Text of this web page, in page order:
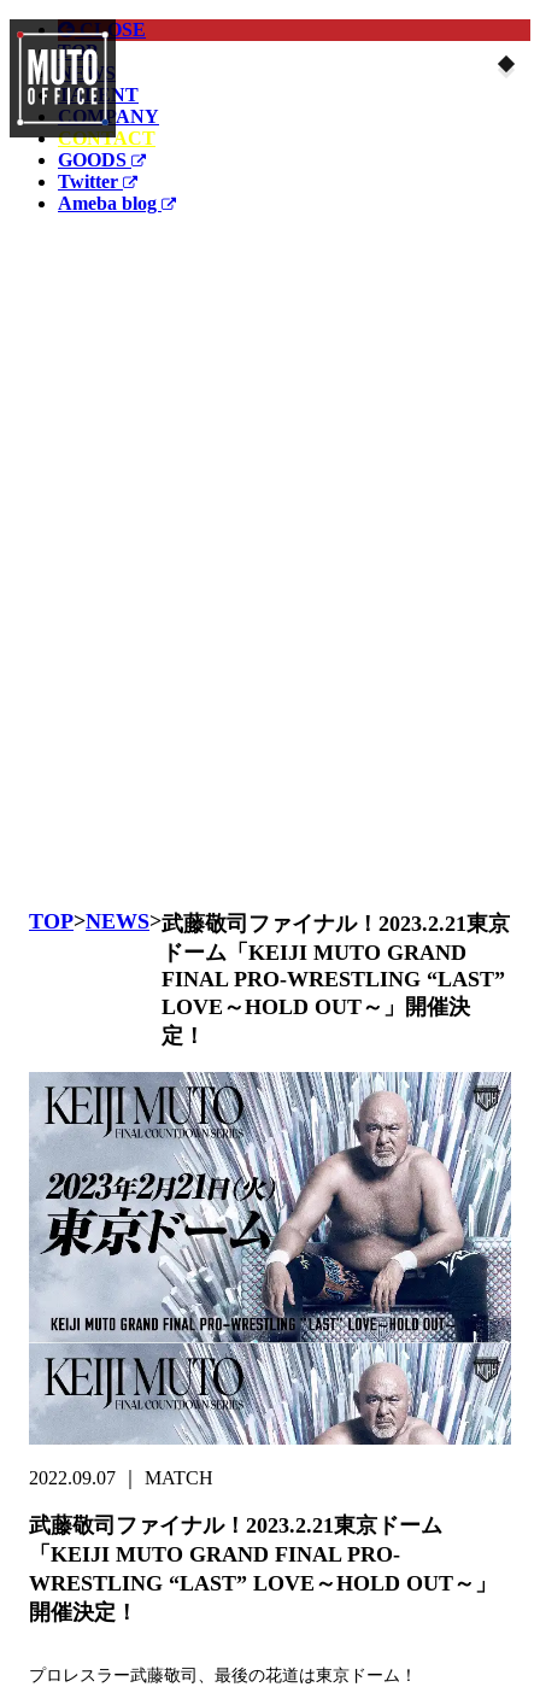
CLOSE
TOP
NEWS
TALENT
COMPANY
CONTACT
GOODS
Twitter
Ameba blog
TOP>NEWS>武藤敬司ファイナル！2023.2.21東京
ドーム「KEIJI MUTO GRAND
FINAL PRO-WRESTLING “LAST”
LOVE～HOLD OUT～」開催決
定！
2022.09.07 MATCH
武藤敬司ファイナル！2023.2.21東京ドーム
「KEIJI MUTO GRAND FINAL PRO-
WRESTLING “LAST” LOVE～HOLD OUT～」
開催決定！
プロレスラー武藤敬司、最後の花道は東京ドーム！